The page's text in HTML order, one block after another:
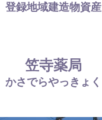
登録地域建造物資産
笠寺薬局
かさでらやっきょく